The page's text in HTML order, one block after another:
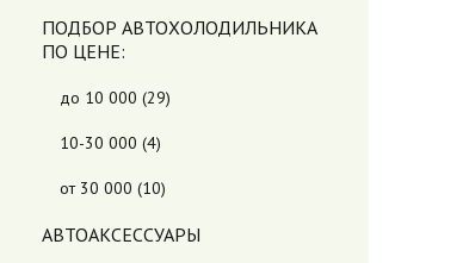
ПОДБОР АВТОХОЛОДИЛЬНИКА
ПO ЦЕНЕ:
до 10 000 (29)
10-30 000 (4)
от 30 000 (10)
АВТОАКСЕССУАРЫ